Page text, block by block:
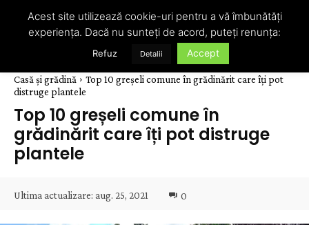
Casă și grădină
Top 10 greșeli comune în grădinărit care îți pot
distruge plantele
Top 10 greșeli comune în
grădinărit care îți pot distruge
plantele
Ultima actualizare: aug. 25, 2021 0
Acest site utilizează cookie-uri pentru a vă îmbunătăți
experiența. Dacă nu sunteți de acord, puteți renunța:
Refuz Detalii Accept